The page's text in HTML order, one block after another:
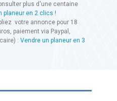
plus d'une centaine
planeur en 2 clics !
votre annonce pour 18
paiement via Paypal,
: Vendre un planeur en 3